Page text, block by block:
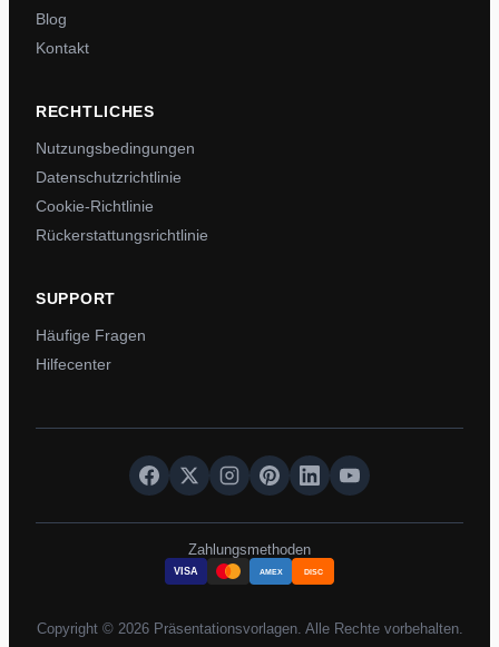
Blog
Kontakt
RECHTLICHES
Nutzungsbedingungen
Datenschutzrichtlinie
Cookie-Richtlinie
Rückerstattungsrichtlinie
SUPPORT
Häufige Fragen
Hilfecenter
Zahlungsmethoden
VISA AMEX DISC
Copyright © 2026 Präsentationsvorlagen. Alle Rechte vorbehalten.